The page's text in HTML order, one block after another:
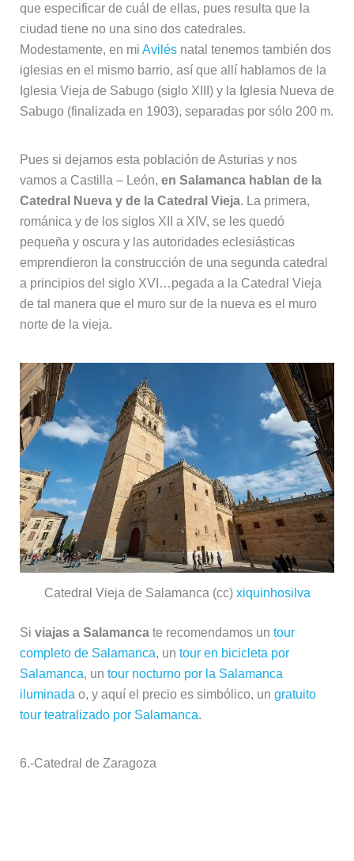
que especificar de cuál de ellas, pues resulta que la
ciudad tiene no una sino dos catedrales.
Modestamente, en mi Avilésnatal tenemos también dos
iglesias en el mismo barrio, así que allí hablamos de la
Iglesia Vieja de Sabugo (siglo XIII) y la Iglesia Nueva de
Sabugo (finalizada en 1903), separadas por sólo 200 m.
Pues si dejamos esta población de Asturias y nos
vamos a Castilla – León, en Salamanca hablan de la
Catedral Nueva y de la Catedral Vieja. La primera,
románica y de los siglos XII a XIV, se les quedó
pequeña y oscura y las autoridades eclesiásticas
emprendieron la construcción de una segunda catedral
a principios del siglo XVI…pegada a la Catedral Vieja
de tal manera que el muro sur de la nueva es el muro
norte de la vieja.
Catedral Vieja de Salamanca (cc) xiquinhosilva
Si viajas a Salamancate recomendamos un tour
completo de Salamanca, un tour en bicicleta por
Salamanca, un tour nocturno por la Salamanca
iluminada o, y aquí el precio es simbólico, un gratuito
tour teatralizado por Salamanca.
6.-Catedral de Zaragoza